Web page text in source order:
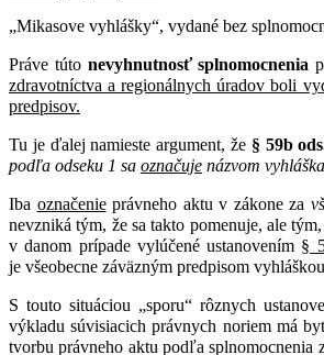
„Mikasove vyhlášky“, vydané bez
Práve túto nevyhnutnosť splnomocnenia
zdravotníctva a regionálnych úradov boli
predpisov.
Tu je ďalej namieste argument, že § 59b
podľa odseku 1 sa označuje názvom
Iba označenieprávneho aktu v zákone za
nevzniká tým, že sa takto pomenuje, ale
v danom prípade vylúčené ustanovením §
je všeobecne záväzným predpisom
S touto situáciou „sporu“ rôznych
výkladu súvisiacich právnych noriem má
tvorbu právneho aktu podľa splnomocnenia